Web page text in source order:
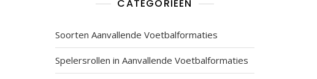
CATEGORIEËN
Soorten Aanvallende Voetbalformaties
Spelersrollen in Aanvallende Voetbalformaties